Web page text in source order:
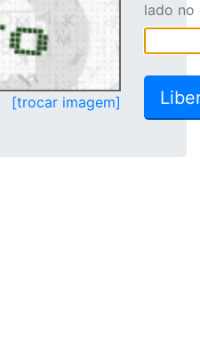
[trocar imagem]
lado no